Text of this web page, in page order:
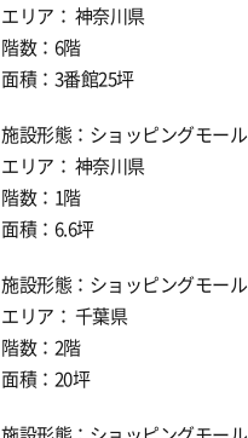
エリア： 神奈川県
階数：6階
面積：3番館25坪
施設形態：ショッピングモール
エリア： 神奈川県
階数：1階
面積：6.6坪
施設形態：ショッピングモール
エリア： 千葉県
階数：2階
面積：20坪